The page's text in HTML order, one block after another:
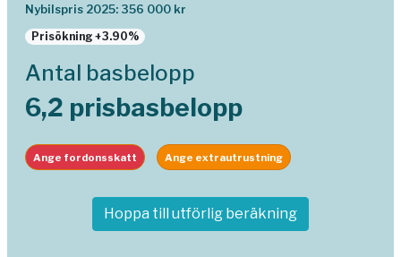
Nybilspris 2025: 356 000 kr
Prisökning +3.90%
Antal basbelopp
6,2 prisbasbelopp
Ange fordonsskatt Ange extrautrustning
Hoppa till utförlig beräkning